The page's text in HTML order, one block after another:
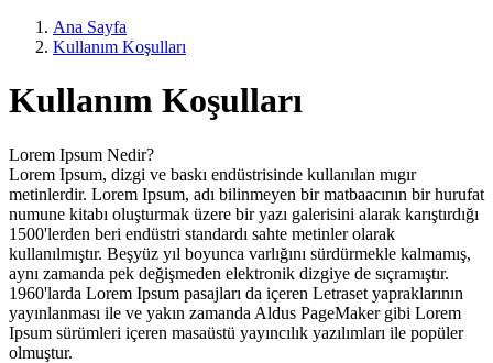
Ana Sayfa
Kullanım Koşulları
Kullanım Koşulları
Lorem Ipsum Nedir?
Lorem Ipsum, dizgi ve baskı endüstrisinde kullanılan mıgır
metinlerdir. Lorem Ipsum, adı bilinmeyen bir matbaacının bir hurufat
numune kitabı oluşturmak üzere bir yazı galerisini alarak karıştırdığı
1500'lerden beri endüstri standardı sahte metinler olarak
kullanılmıştır. Beşyüz yıl boyunca varlığını sürdürmekle kalmamış,
aynı zamanda pek değişmeden elektronik dizgiye de sıçramıştır.
1960'larda Lorem Ipsum pasajları da içeren Letraset yapraklarının
yayınlanması ile ve yakın zamanda Aldus PageMaker gibi Lorem
Ipsum sürümleri içeren masaüstü yayıncılık yazılımları ile popüler
olmuştur.